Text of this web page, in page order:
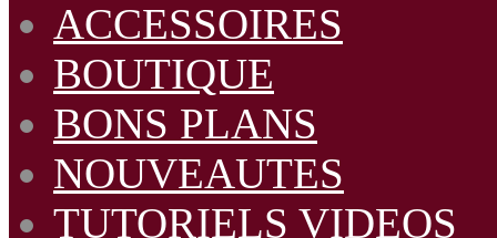
ACCESSOIRES
BOUTIQUE
BONS PLANS
NOUVEAUTES
TUTORIELS VIDEOS